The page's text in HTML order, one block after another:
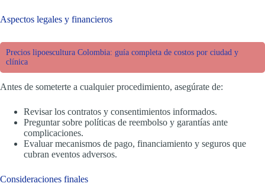
Aspectos legales y financieros
Precios lipoescultura Colombia: guía completa de costos por ciudad y
clínica
Antes de someterte a cualquier procedimiento, asegúrate de:
Revisar los contratos y consentimientos informados.
Preguntar sobre políticas de reembolso y garantías ante
complicaciones.
Evaluar mecanismos de pago, financiamiento y seguros que
cubran eventos adversos.
Consideraciones finales